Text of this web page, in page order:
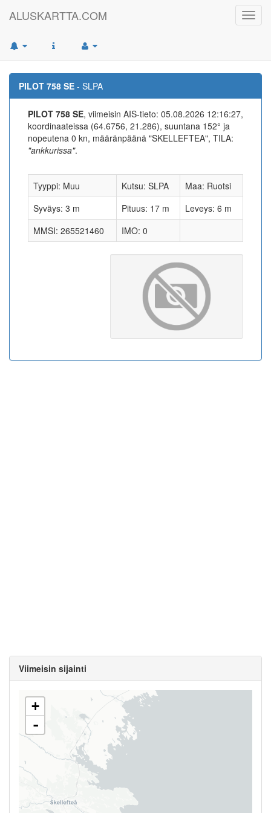
ALUSKARTTA.COM
PILOT 758 SE - SLPA
PILOT 758 SE, viimeisin AIS-tieto: 05.08.2026 12:16:27,
koordinaateissa (64.6756, 21.286), suuntana 152° ja
nopeutena 0 kn, määränpäänä "SKELLEFTEA", TILA:
"ankkurissa".
Tyyppi: Muu Kutsu: SLPA
Maa: Ruotsi
Syväys: 3 m
Pituus: 17 m
Leveys: 6 m
MMSI: 265521460
IMO: 0
Viimeisin sijainti
+
-